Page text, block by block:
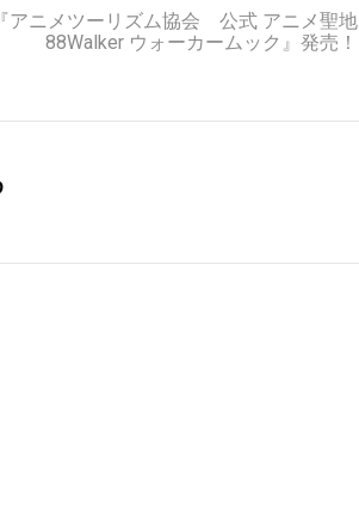
『アニメツーリズム協会 公式 アニメ聖地
88Walker ウォーカームック』発売！